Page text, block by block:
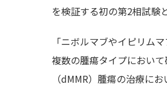
を検証する初の第2相試験
「ニボルマブやイピリム
複数の腫瘍タイプにおい
（dMMR）腫瘍の治療に